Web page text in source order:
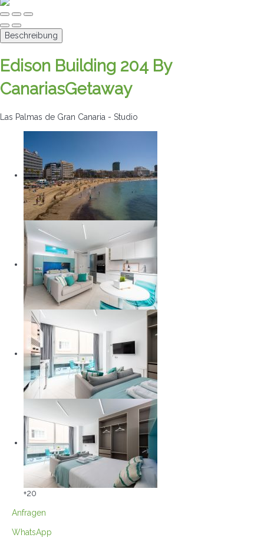
Beschreibung
Edison Building 204 By
CanariasGetaway
Las Palmas de Gran Canaria - Studio
+20
Anfragen
WhatsApp